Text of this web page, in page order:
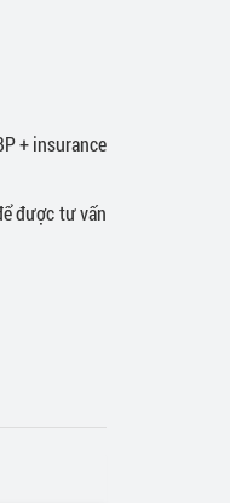
+ insurance
được tư vấn